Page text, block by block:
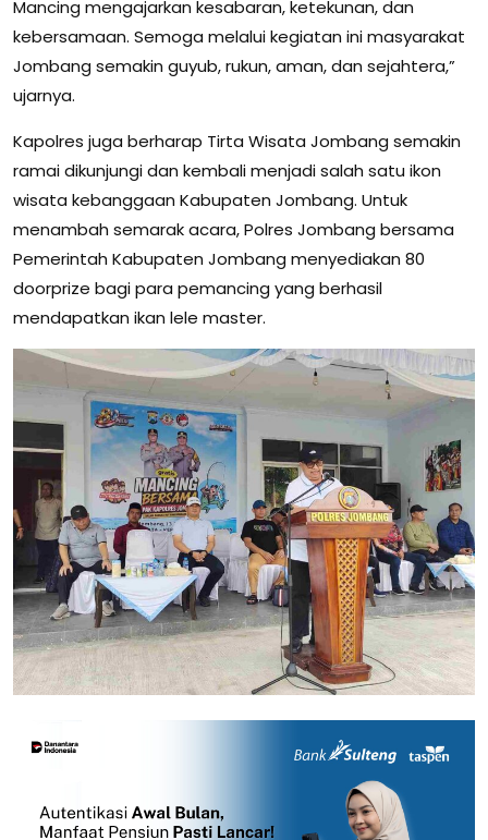
Mancing mengajarkan kesabaran, ketekunan, dan
kebersamaan. Semoga melalui kegiatan ini masyarakat
Jombang semakin guyub, rukun, aman, dan sejahtera,”
ujarnya.
Kapolres juga berharap Tirta Wisata Jombang semakin
ramai dikunjungi dan kembali menjadi salah satu ikon
wisata kebanggaan Kabupaten Jombang. Untuk
menambah semarak acara, Polres Jombang bersama
Pemerintah Kabupaten Jombang menyediakan 80
doorprize bagi para pemancing yang berhasil
mendapatkan ikan lele master.